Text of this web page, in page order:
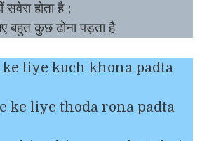
होता है ;
बहुत कुछ ढोना पड़ता है
ke liye kuch khona padta
ke liye thoda rona padta